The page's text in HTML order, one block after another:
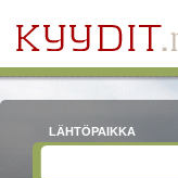
LÄHTÖPAIKKA